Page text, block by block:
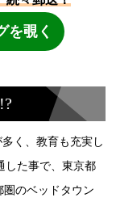
く、教育も充実し
した事で、東京都
のベッドタウン